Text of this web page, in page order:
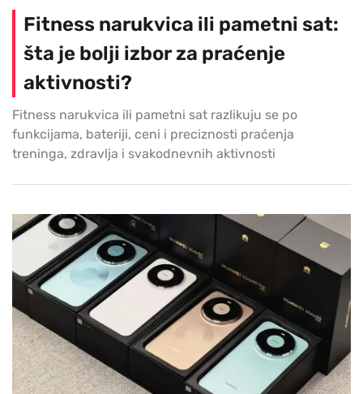
Fitness narukvica ili pametni sat:
šta je bolji izbor za praćenje
aktivnosti?
Fitness narukvica ili pametni sat razlikuju se po
funkcijama, bateriji, ceni i preciznosti praćenja
treninga, zdravlja i svakodnevnih aktivnosti